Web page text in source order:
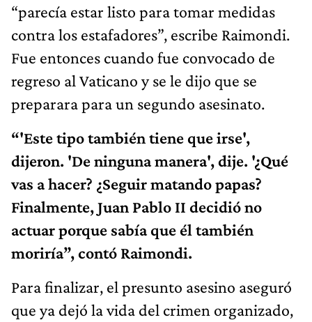
“parecía estar listo para tomar medidas
contra los estafadores”, escribe Raimondi.
Fue entonces cuando fue convocado de
regreso al Vaticano y se le dijo que se
preparara para un segundo asesinato.
“'Este tipo también tiene que irse',
dijeron. 'De ninguna manera', dije. '¿Qué
vas a hacer? ¿Seguir matando papas?
Finalmente, Juan Pablo II decidió no
actuar porque sabía que él también
moriría”, contó Raimondi.
Para finalizar, el presunto asesino aseguró
que ya dejó la vida del crimen organizado,